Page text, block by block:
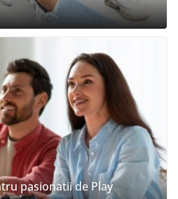
pasionatii de Play